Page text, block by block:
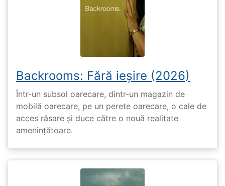
Backrooms: Fără ieșire (2026)
Într-un subsol oarecare, dintr-un magazin de
mobilă oarecare, pe un perete oarecare, o cale de
acces răsare și duce către o nouă realitate
amenințătoare.